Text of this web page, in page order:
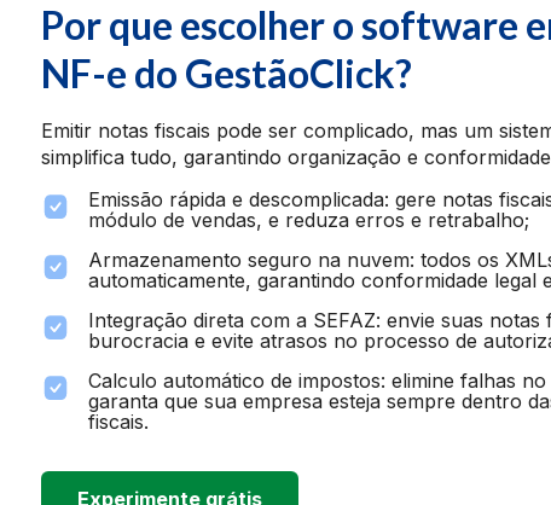
Por que escolher o software
NF-e do GestãoClick?
Emitir notas fiscais pode ser complicado, mas um
simplifica tudo, garantindo organização e
Emissão rápida e descomplicada: gere notas
módulo de vendas, e reduza erros e retrabalho;
Armazenamento seguro na nuvem: todos os
automaticamente, garantindo conformidade legal
Integração direta com a SEFAZ: envie suas notas
burocracia e evite atrasos no processo de
Calculo automático de impostos: elimine falhas
garanta que sua empresa esteja sempre dentro
fiscais.
Experimente grátis